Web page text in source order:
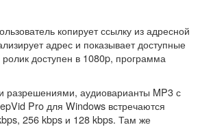
копирует ссылку из адресной
адрес и показывает доступные
доступен в 1080p, программа
разрешениями, аудиоварианты MP3 с
Pro для Windows встречаются
256 kbps и 128 kbps. Там же